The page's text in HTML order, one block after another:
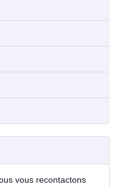
vous recontactons